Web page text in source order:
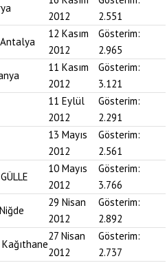
2012
2.551
Antalya
12 Kasım
2012
Gösterim:
2.965
11 Kasım
2012
Gösterim:
3.121
11 Eylül
2012
Gösterim:
2.291
13 Mayıs
2012
Gösterim:
2.561
10 Mayıs
2012
Gösterim:
3.766
29 Nisan
2012
Gösterim:
2.892
27 Nisan
2012
Gösterim:
2.737